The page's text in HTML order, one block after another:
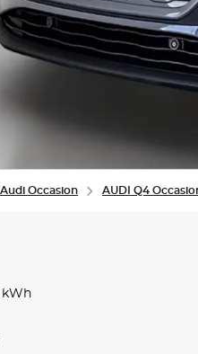
Audi Occasion AUDI Q4
kWh